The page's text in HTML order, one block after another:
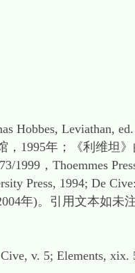
Leviathan,
1995年；《利维坦》
1999，Thoemmes
Press, 1994; De
年)。引用文本如
v. 5; Elements, xix.